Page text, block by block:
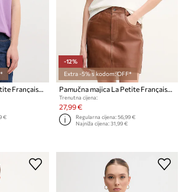
€
-12%
Extra -5% s kodom: OFF*
Trenutna cijena:
27,99 €
Regularna cijena:56,99 €
Najniža cijena:31,99 €